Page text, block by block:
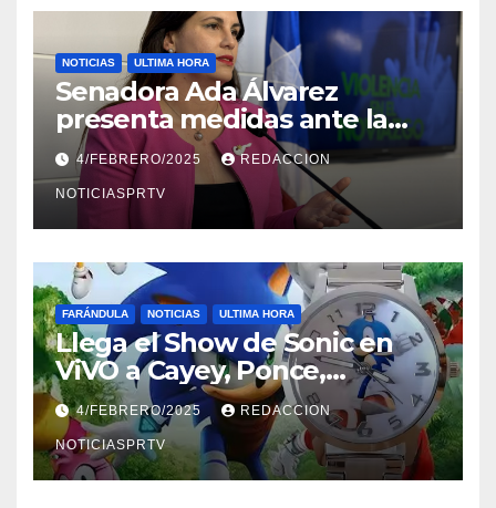
NOTICIAS ULTIMA HORA
Senadora Ada Álvarez
presenta medidas ante la
violencia en el noviazgo
4/FEBRERO/2025 REDACCION
NOTICIASPRTV
FARÁNDULA NOTICIAS ULTIMA HORA
Llega el Show de Sonic en
ViVO a Cayey, Ponce,
Barceloneta y Humacao,
Relojes gratis para el que
compre ahora….
4/FEBRERO/2025 REDACCION
NOTICIASPRTV